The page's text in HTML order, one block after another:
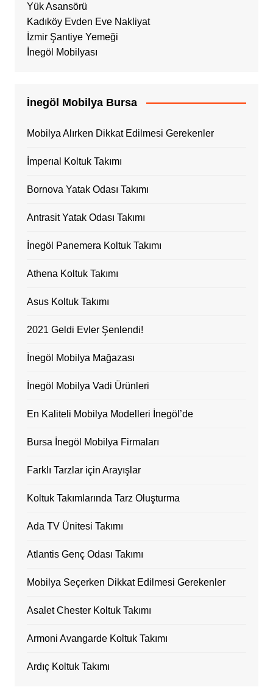
Yük Asansörü
Kadıköy Evden Eve Nakliyat
İzmir Şantiye Yemeği
İnegöl Mobilyası
İnegöl Mobilya Bursa
Mobilya Alırken Dikkat Edilmesi Gerekenler
İmperıal Koltuk Takımı
Bornova Yatak Odası Takımı
Antrasit Yatak Odası Takımı
İnegöl Panemera Koltuk Takımı
Athena Koltuk Takımı
Asus Koltuk Takımı
2021 Geldi Evler Şenlendi!
İnegöl Mobilya Mağazası
İnegöl Mobilya Vadi Ürünleri
En Kaliteli Mobilya Modelleri İnegöl’de
Bursa İnegöl Mobilya Firmaları
Farklı Tarzlar için Arayışlar
Koltuk Takımlarında Tarz Oluşturma
Ada TV Ünitesi Takımı
Atlantis Genç Odası Takımı
Mobilya Seçerken Dikkat Edilmesi Gerekenler
Asalet Chester Koltuk Takımı
Armoni Avangarde Koltuk Takımı
Ardıç Koltuk Takımı